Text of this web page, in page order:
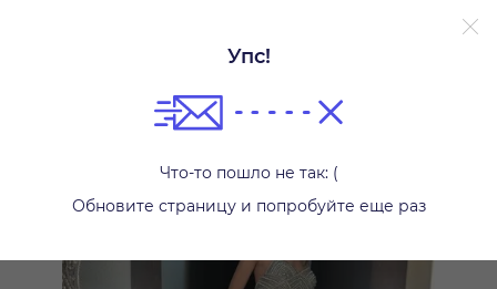
Упс!
Что-то пошло не так: (
Обновите страницу и попробуйте еще раз